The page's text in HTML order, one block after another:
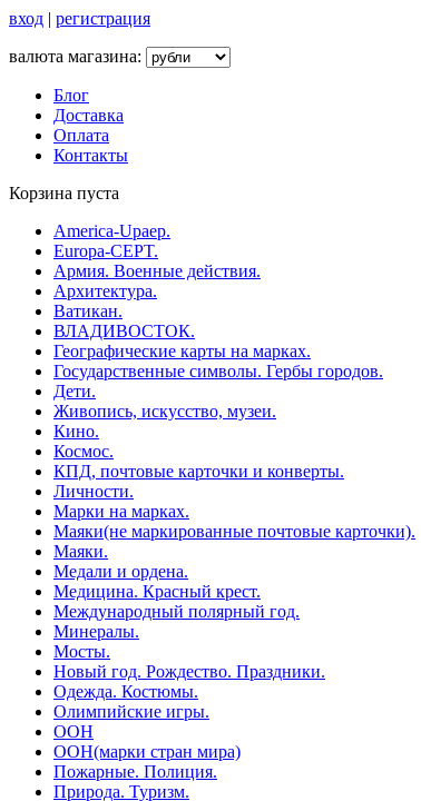
вход | регистрация
валюта магазина:
Блог
Доставка
Оплата
Контакты
Корзина пуста
America-Upaep.
Europa-CEPT.
Армия. Военные действия.
Архитектура.
Ватикан.
ВЛАДИВОСТОК.
Географические карты на марках.
Государственные символы. Гербы городов.
Дети.
Живопись, искусство, музеи.
Кино.
Космос.
КПД, почтовые карточки и конверты.
Личности.
Марки на марках.
Маяки(не маркированные почтовые карточки).
Маяки.
Медали и ордена.
Медицина. Красный крест.
Международный полярный год.
Минералы.
Мосты.
Новый год. Рождество. Праздники.
Одежда. Костюмы.
Олимпийские игры.
ООН
ООН(марки стран мира)
Пожарные. Полиция.
Природа. Туризм.